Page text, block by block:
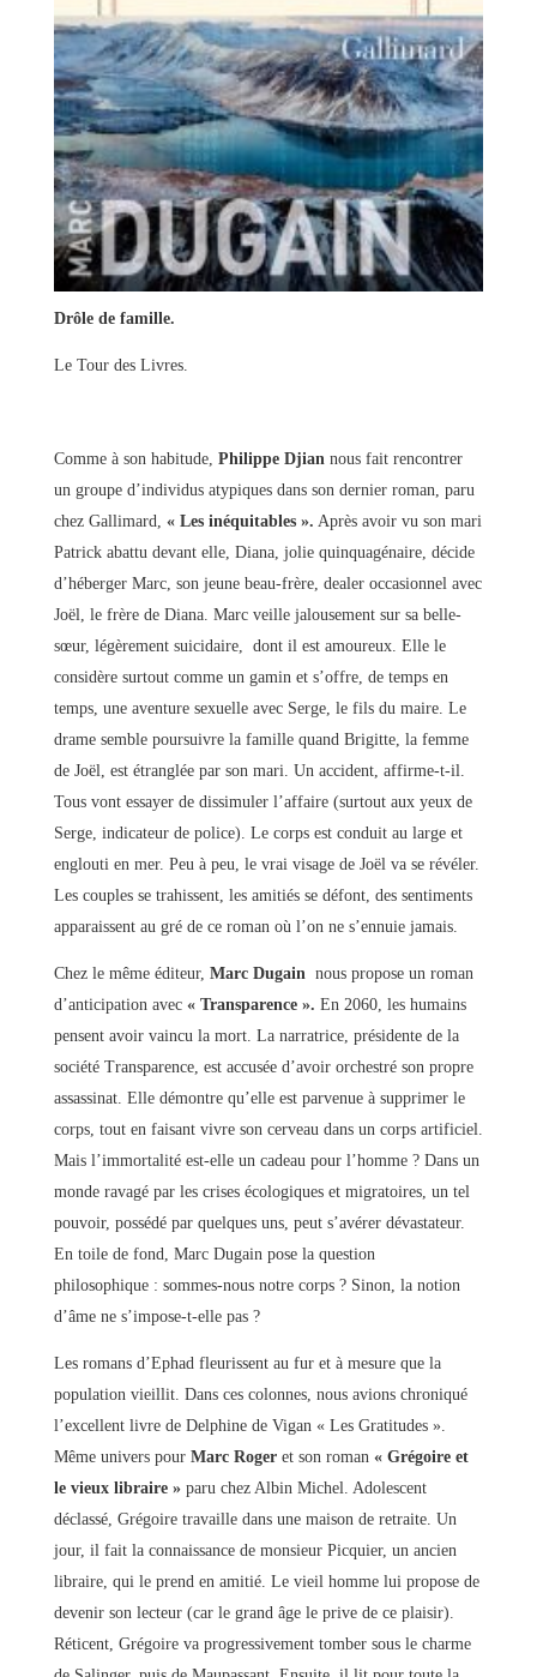
Drôle de famille.
Le Tour des Livres.
Comme à son habitude, Philippe Djiannous fait rencontrer
un groupe d’individus atypiques dans son dernier roman, paru
chez Gallimard, « Les inéquitables ». Après avoir vu son mari
Patrick abattu devant elle, Diana, jolie quinquagénaire, décide
d’héberger Marc, son jeune beau-frère, dealer occasionnel avec
Joël, le frère de Diana. Marc veille jalousement sur sa belle-
sœur, légèrement suicidaire, dont il est amoureux. Elle le
considère surtout comme un gamin et s’offre, de temps en
temps, une aventure sexuelle avec Serge, le fils du maire. Le
drame semble poursuivre la famille quand Brigitte, la femme
de Joël, est étranglée par son mari. Un accident, affirme-t-il.
Tous vont essayer de dissimuler l’affaire (surtout aux yeux de
Serge, indicateur de police). Le corps est conduit au large et
englouti en mer. Peu à peu, le vrai visage de Joël va se révéler.
Les couples se trahissent, les amitiés se défont, des sentiments
apparaissent au gré de ce roman où l’on ne s’ennuie jamais.
Chez le même éditeur, Marc Dugain nous propose un roman
d’anticipation avec « Transparence ». En 2060, les humains
pensent avoir vaincu la mort. La narratrice, présidente de la
société Transparence, est accusée d’avoir orchestré son propre
assassinat. Elle démontre qu’elle est parvenue à supprimer le
corps, tout en faisant vivre son cerveau dans un corps artificiel.
Mais l’immortalité est-elle un cadeau pour l’homme ? Dans un
monde ravagé par les crises écologiques et migratoires, un tel
pouvoir, possédé par quelques uns, peut s’avérer dévastateur.
En toile de fond, Marc Dugain pose la question
philosophique : sommes-nous notre corps ? Sinon, la notion
d’âme ne s’impose-t-elle pas ?
Les romans d’Ephad fleurissent au fur et à mesure que la
population vieillit. Dans ces colonnes, nous avions chroniqué
l’excellent livre de Delphine de Vigan « Les Gratitudes ».
Même univers pour Marc Roger et son roman « Grégoire et
le vieux libraire »paru chez Albin Michel. Adolescent
déclassé, Grégoire travaille dans une maison de retraite. Un
jour, il fait la connaissance de monsieur Picquier, un ancien
libraire, qui le prend en amitié. Le vieil homme lui propose de
devenir son lecteur (car le grand âge le prive de ce plaisir).
Réticent, Grégoire va progressivement tomber sous le charme